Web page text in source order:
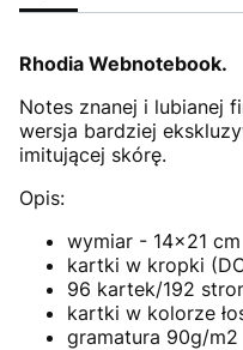
Rhodia Webnotebook.
Notes znanej i lubianej
wersja bardziej
imitującej skórę.
Opis:
wymiar - 14x21 cm
kartki w kropki
96 kartek/192
kartki w kolorze
gramatura 90g/m2